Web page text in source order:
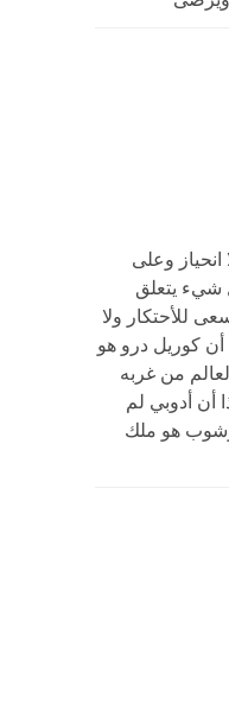
انحياز وعلى
شيء يتعلق
للأحتكار ولا
أن كوريل درو هو
من غربه
أدوبي لم
هو ملك